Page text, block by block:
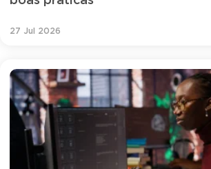
27 Jul 2026